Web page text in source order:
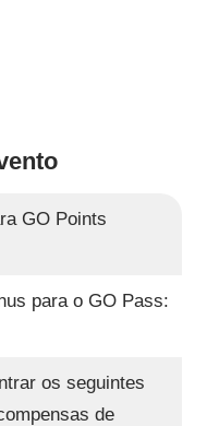
GO Points
para o GO Pass:
os seguintes
de